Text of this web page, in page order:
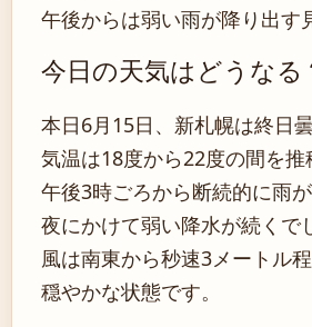
午後からは弱い雨が降り出す
今日の天気はどうなる
本日6月15日、新札幌は終日曇
気温は18度から22度の間を推
午後3時ごろから断続的に雨が
夜にかけて弱い降水が続くで
風は南東から秒速3メートル程
穏やかな状態です。